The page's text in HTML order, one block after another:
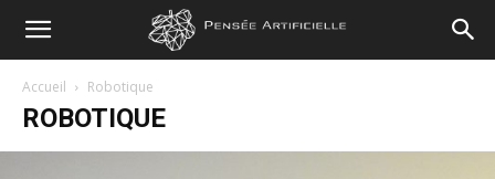
Pensée
Artificielle
Accueil Robotique
ROBOTIQUE